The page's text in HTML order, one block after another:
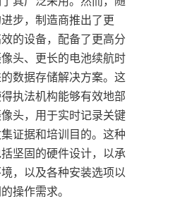
步，制造商推出了更
的设备，配备了更高分
头、更长的电池续航时
数据存储解决方案。这
执法机构能够有效地部
头，用于实时记录关键
证据和培训目的。这种
坚固的硬件设计，以承
，以及各种安装选项以
操作需求。